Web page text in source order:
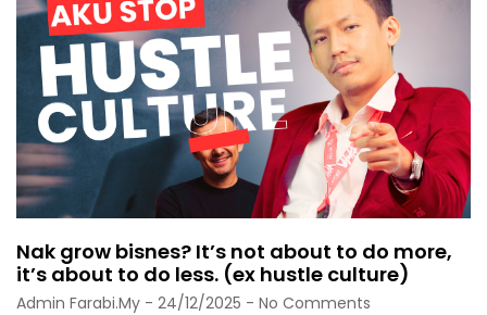
Nak grow bisnes? It’s not about to do more,
it’s about to do less. (ex hustle culture)
Admin Farabi.my 24/12/2025 No Comments